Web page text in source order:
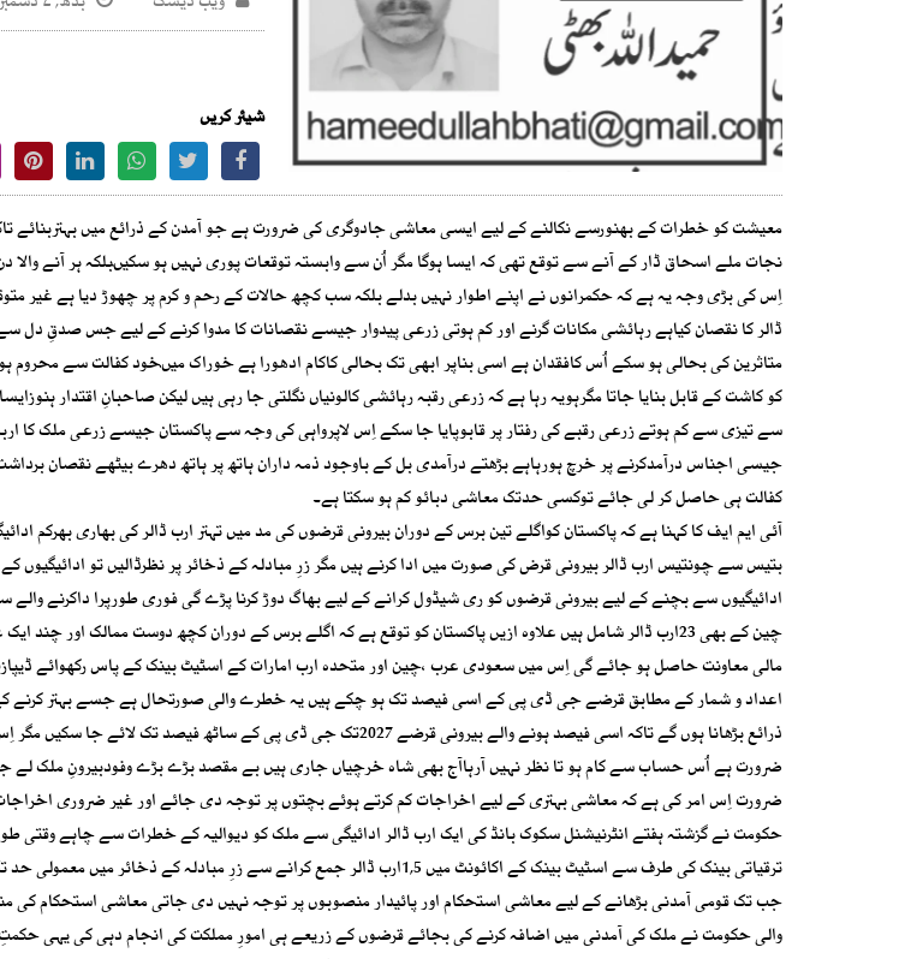
شیئر کریں
معیشت کو خطرات کے بھنورسے نکالنے کے لیے ایسی معاشی جادوگری کی ضرورت ہے جو آمدن کے ذرائع میں
نجات ملے اسحاق ڈار کے آنے سے توقع تھی کہ ایسا ہوگا مگر اُن سے وابستہ توقعات پوری نہیں ہو سکیںبلکہ ہر آنے والا
اِس کی بڑی وجہ یہ ہے کہ حکمرانوں نے اپنے اطوار نہیں بدلے بلکہ سب کچھ حالات کے رحم و کرم پر چھوڑ دیا ہے غیر
ڈالر کا نقصان کیاہے رہائشی مکانات گرنے اور کم ہوتی زرعی پیدوار جیسے نقصانات کا مدوا کرنے کے لیے جس صدقِ دل
متاثرین کی بحالی ہو سکے اُس کافقدان ہے اسی بناپر ابھی تک بحالی کاکام ادھورا ہے خوراک میںخود کفالت سے محروم
کو کاشت کے قابل بنایا جاتا مگرہویہ رہا ہے کہ زرعی رقبہ رہائشی کالونیاں نگلتی جا رہی ہیں لیکن صاحبانِ اقتدار
سے تیزی سے کم ہوتے زرعی رقبے کی رفتار پر قابوپایا جا سکے اِس لاپرواہی کی وجہ سے پاکستان جیسے زرعی ملک کا
جیسی اجناس درآمدکرنے پر خرچ ہورہاہے بڑھتے درآمدی بل کے باوجود ذمہ داران ہاتھ پر ہاتھ دھرے بیٹھے نقصان
کفالت ہی حاصل کر لی جائے توکسی حدتک معاشی دبائو کم ہو سکتا ہے۔
بتیس سے چونتیس ارب ڈالر بیرونی قرض کی صورت میں ادا کرنے ہیں مگر زرِ مبادلہ کے ذخائر پر نظرڈالیں تو
ادائیگیوں سے بچنے کے لیے بیرونی قرضوں کو ری شیڈول کرانے کے لیے بھاگ دوڑ کرنا پڑے گی فوری طورپرا داکرنے
چین کے بھی 23ارب ڈالر شامل ہیں علاوہ ازیں پاکستان کو توقع ہے کہ اگلے برس کے دوران کچھ دوست ممالک اور چند
مالی معاونت حاصل ہو جائے گی اِس میں سعودی عرب ،چین اور متحدہ ارب امارات کے اسٹیٹ بینک کے پاس رکھوائے
اعداد و شمار کے مطابق قرضے جی ڈی پی کے اسی فیصد تک ہو چکے ہیں یہ خطرے والی صورتحال ہے جسے بہتر کرنے کے
ذرائع بڑھانا ہوں گے تاکہ اسی فیصد ہونے والے بیرونی قرضے 2027تک جی ڈی پی کے ساٹھ
ضرورت ہے اُس حساب سے کام ہو تا نظر نہیں آرہاآج بھی شاہ خرچیاں جاری ہیں بے مقصد بڑے بڑے وفودبیرونِ ملک لے
ضرورت اِس امر کی ہے کہ معاشی بہتری کے لیے اخراجات کم کرتے ہوئے بچتوں پر توجہ دی جائے اور غیر ضروری
حکومت نے گزشتہ ہفتے انٹرنیشنل سکوک بانڈ کی ایک ارب ڈالر ادائیگی سے ملک کو دیوالیہ کے خطرات سے چاہے وقتی
ترقیاتی بینک کی طرف سے اسٹیٹ بینک کے اکائونٹ میں 1,5ارب ڈالر جمع کرانے سے زرِ مبادلہ کے
جب تک قومی آمدنی بڑھانے کے لیے معاشی استحکام اور پائیدار منصوبوں پر توجہ نہیں دی جاتی معاشی استحکام کی
والی حکومت نے ملک کی آمدنی میں اضافہ کرنے کی بجائے قرضوں کے زریعے ہی امورِ مملکت کی انجام دہی کی یہی